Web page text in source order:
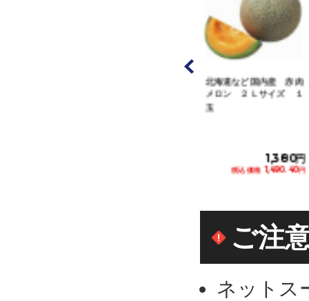
北海道など国内産 赤肉
メロン ２Ｌサイズ １
玉
1,380円
税込価格 1,490.40円
ご注
ネットス